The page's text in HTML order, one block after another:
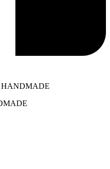
HANDMADE